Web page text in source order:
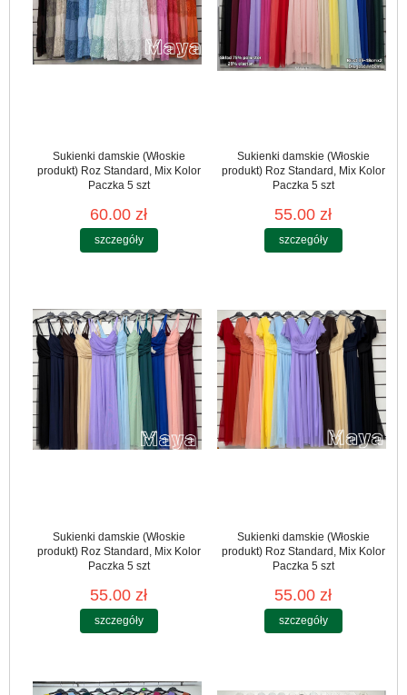
Sukienki damskie (Włoskie
produkt) Roz Standard, Mix Kolor
Paczka 5 szt
60.00 zł
szczegóły
Sukienki damskie (Włoskie
produkt) Roz Standard, Mix Kolor
Paczka 5 szt
55.00 zł
szczegóły
Sukienki damskie (Włoskie
produkt) Roz Standard, Mix Kolor
Paczka 5 szt
55.00 zł
szczegóły
Sukienki damskie (Włoskie
produkt) Roz Standard, Mix Kolor
Paczka 5 szt
55.00 zł
szczegóły